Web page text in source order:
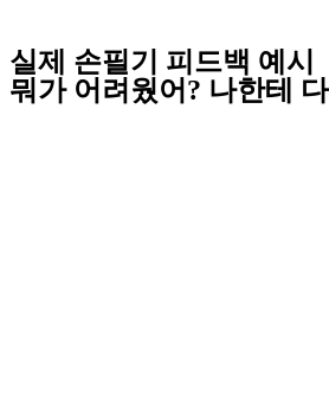
실제 손필기 피드백 예시
뭐가 어려웠어? 나한테